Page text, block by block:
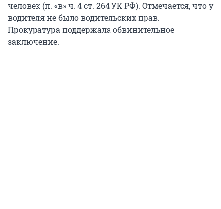
человек (п. «в» ч. 4 ст. 264 УК РФ). Отмечается, что у
водителя не было водительских прав.
Прокуратура поддержала обвинительное
заключение.